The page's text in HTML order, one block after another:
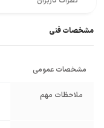
مشخصات فنی
مشخصات عمومی
ملاحظات مهم